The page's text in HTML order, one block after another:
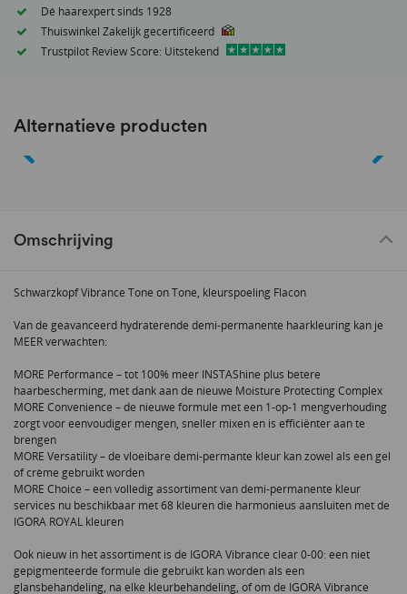
Dé haarexpert sinds 1928
Thuiswinkel Zakelijk gecertificeerd
Trustpilot Review Score: Uitstekend
Alternatieve producten
Omschrijving
Schwarzkopf Vibrance Tone on Tone, kleurspoeling Flacon
Van de geavanceerd hydraterende demi-permanente haarkleuring kan je
MEER verwachten:
MORE Performance – tot 100% meer INSTAShine plus betere
haarbescherming, met dank aan de nieuwe Moisture Protecting Complex
MORE Convenience – de nieuwe formule met een 1-op-1 mengverhouding
zorgt voor eenvoudiger mengen, sneller mixen en is efficiënter aan te
brengen
MORE Versatility – de vloeibare demi-permante kleur kan zowel als een gel
of crème gebruikt worden
MORE Choice – een volledig assortiment van demi-permanente kleur
services nu beschikbaar met 68 kleuren die harmonieus aansluiten met de
IGORA ROYAL kleuren
Ook nieuw in het assortiment is de IGORA Vibrance clear 0-00: een niet
gepigmenteerde formule die gebruikt kan worden als een
glansbehandeling, na elke kleurbehandeling, of om de IGORA Vibrance